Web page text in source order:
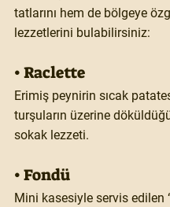
tatlarını hem de bölgeye
lezzetlerini bulabilirsiniz:
• Raclette
Erimiş peynirin sıcak
turşuların üzerine
sokak lezzeti.
• Fondü
Mini kasesiyle servis edilen